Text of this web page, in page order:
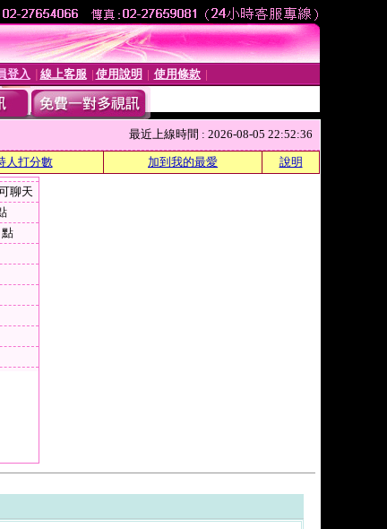
登入 線上客服 使用說明 使用條款│
最近上線時間 : 2026-08-05 22:52:36
人打分數 加到我的最愛 說明
聊天